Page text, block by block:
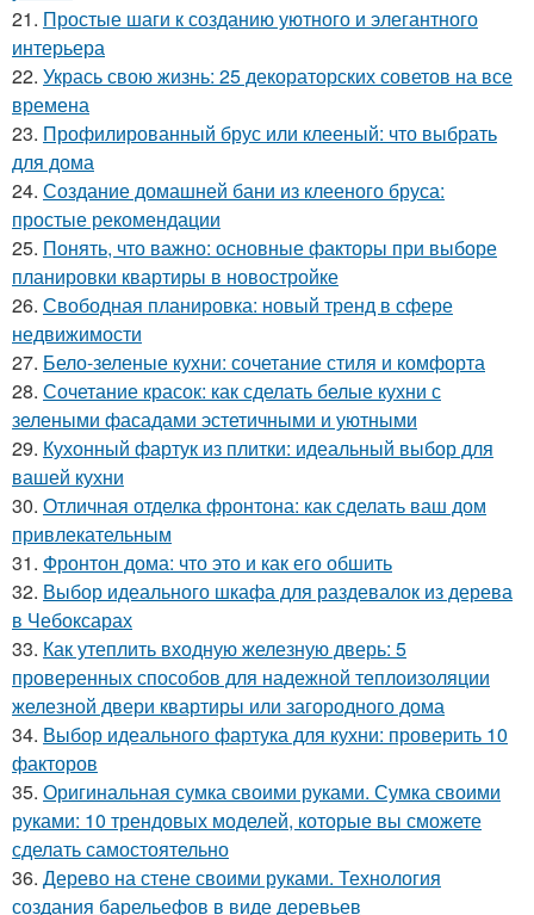
21. Простые шаги к созданию уютного и элегантного
интерьера
22. Укрась свою жизнь: 25 декораторских советов на все
времена
23. Профилированный брус или клееный: что выбрать
для дома
24. Создание домашней бани из клееного бруса:
простые рекомендации
25. Понять, что важно: основные факторы при выборе
планировки квартиры в новостройке
26. Свободная планировка: новый тренд в сфере
недвижимости
27. Бело-зеленые кухни: сочетание стиля и комфорта
28. Сочетание красок: как сделать белые кухни с
зелеными фасадами эстетичными и уютными
29. Кухонный фартук из плитки: идеальный выбор для
вашей кухни
30. Отличная отделка фронтона: как сделать ваш дом
привлекательным
31. Фронтон дома: что это и как его обшить
32. Выбор идеального шкафа для раздевалок из дерева
в Чебоксарах
33. Как утеплить входную железную дверь: 5
проверенных способов для надежной теплоизоляции
железной двери квартиры или загородного дома
34. Выбор идеального фартука для кухни: проверить 10
факторов
35. Оригинальная сумка своими руками. Сумка своими
руками: 10 трендовых моделей, которые вы сможете
сделать самостоятельно
36. Дерево на стене своими руками. Технология
создания барельефов в виде деревьев